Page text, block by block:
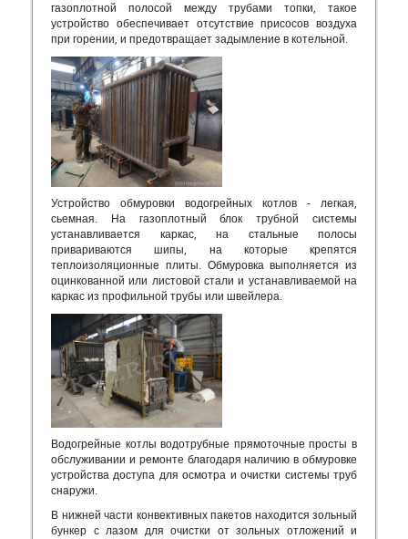
газоплотной полосой между трубами топки, такое
устройство обеспечивает отсутствие присосов воздуха
при горении, и предотвращает задымление в котельной.
Устройство обмуровки водогрейных котлов - легкая,
сьемная. На газоплотный блок трубной системы
устанавливается каркас, на стальные полосы
привариваются шипы, на которые крепятся
теплоизоляционные плиты. Обмуровка выполняется из
оцинкованной или листовой стали и устанавливаемой на
каркас из профильной трубы или швейлера.
Водогрейные котлы водотрубные прямоточные просты в
обслуживании и ремонте благодаря наличию в обмуровке
устройства доступа для осмотра и очистки системы труб
снаружи.
В нижней части конвективных пакетов находится зольный
бункер с лазом для очистки от зольных отложений и